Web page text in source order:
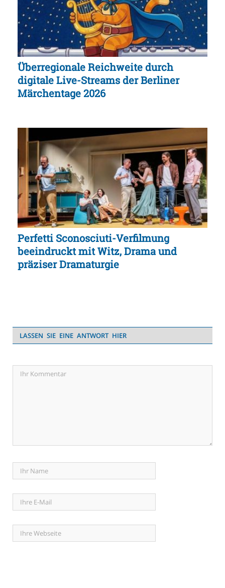
Überregionale Reichweite durch
digitale Live-Streams der Berliner
Märchentage 2026
Perfetti Sconosciuti-Verfilmung
beeindruckt mit Witz, Drama und
präziser Dramaturgie
LASSEN SIE EINE ANTWORT HIER